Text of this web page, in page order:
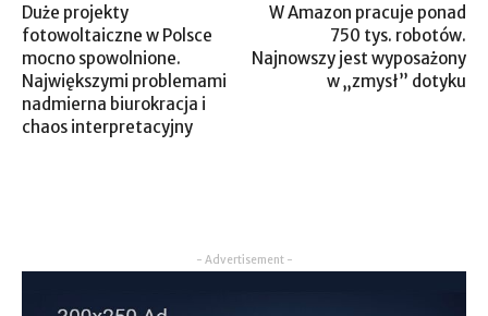
Duże projekty
fotowoltaiczne w Polsce
mocno spowolnione.
Największymi problemami
nadmierna biurokracja i
chaos interpretacyjny
W Amazon pracuje ponad
750 tys. robotów.
Najnowszy jest wyposażony
w „zmysł” dotyku
- Advertisement -